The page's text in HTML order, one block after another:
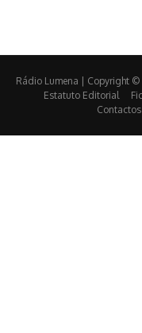
Rádio Lumena | Copyright
Estatuto Editorial
Contactos